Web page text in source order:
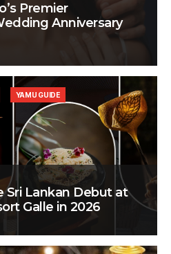
Premier
Anniversary
Sri Lankan Debut at
Galle in 2026
YAMU GUIDE